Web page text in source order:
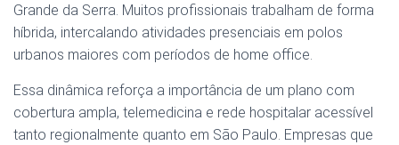
Grande da Serra. Muitos profissionais trabalham de forma
híbrida, intercalando atividades presenciais em polos
urbanos maiores com períodos de home office.
Essa dinâmica reforça a importância de um plano com
cobertura ampla, telemedicina e rede hospitalar acessível
tanto regionalmente quanto em São Paulo. Empresas que